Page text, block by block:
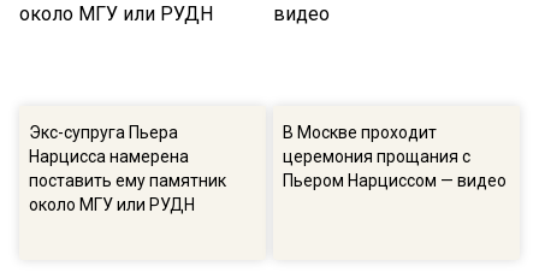
Экс-супруга Пьера
Нарцисса намерена
поставить ему памятник
около МГУ или РУДН
В Москве проходит
церемония прощания с
Пьером Нарциссом — видео